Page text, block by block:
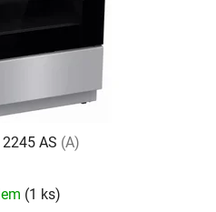
2245 AS (A)
(1 ks)